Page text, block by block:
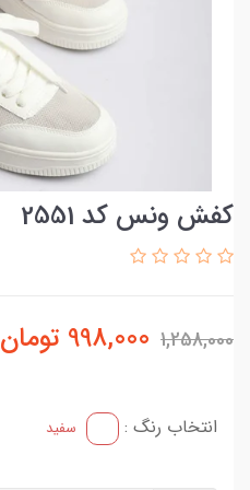
کفش ونس کد 2551
1,258,000
998,000 تومان
انتخاب رنگ : سفید